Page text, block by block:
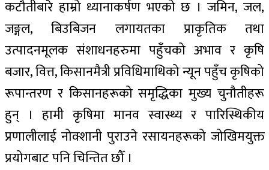
कटौतीबारे हाम्रो ध्यानाकर्षण भएको छ । जमिन, जल,
जङ्गल, बिउबिजन लगायतका प्राकृतिक तथा
उत्पादनमूलक संशाधनहरुमा पहुँचको अभाव र कृषि
बजार, वित्त, किसानमैत्री प्रविधिमाथिको न्यून पहुँच कृषिको
रूपान्तरण र किसानहरूको समृद्धिका मुख्य चुनौतीहरू
हुन् । हामी कृषिमा मानव स्वास्थ्य र पारिस्थिकीय
प्रणालीलाई नोक्शानी पुराउने रसायनहरूको जोखिमयुक्त
प्रयोगबाट पनि चिन्तित छौँ ।